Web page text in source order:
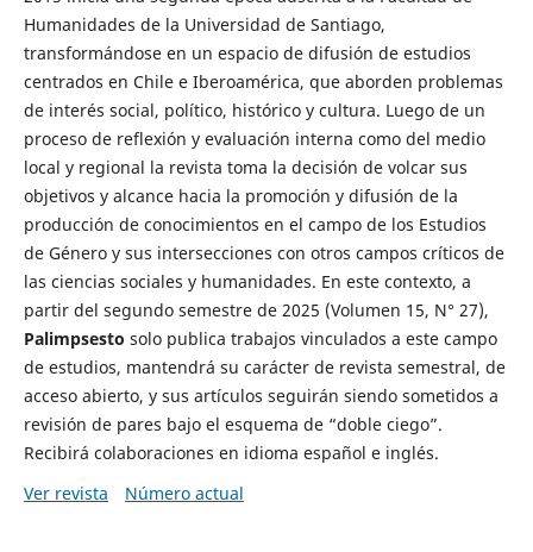
Humanidades de la Universidad de Santiago,
transformándose en un espacio de difusión de estudios
centrados en Chile e Iberoamérica, que aborden problemas
de interés social, político, histórico y cultura. Luego de un
proceso de reflexión y evaluación interna como del medio
local y regional la revista toma la decisión de volcar sus
objetivos y alcance hacia la promoción y difusión de la
producción de conocimientos en el campo de los Estudios
de Género y sus intersecciones con otros campos críticos de
las ciencias sociales y humanidades. En este contexto, a
partir del segundo semestre de 2025 (Volumen 15, N° 27),
Palimpsesto solo publica trabajos vinculados a este campo
de estudios, mantendrá su carácter de revista semestral, de
acceso abierto, y sus artículos seguirán siendo sometidos a
revisión de pares bajo el esquema de “doble ciego”.
Recibirá colaboraciones en idioma español e inglés.
Ver revista
Número actual